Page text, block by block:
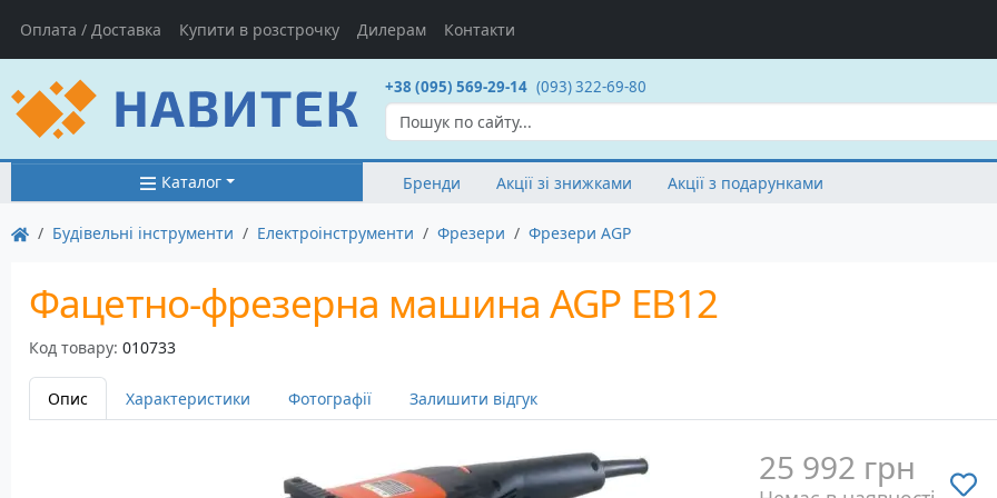
Оплата / Доставка Купити в розстрочку Дилерам Контакти
+38 (095) 569-29-14 (093) 322-69-80
Каталог Бренди Акції зі знижками Акції з подарунками
Будівельні інструменти Електроінструменти Фрезери Фрезери AGP
Фацетно-фрезерна машина AGP EB12
Код товару: 010733
Опис Характеристики Фотографії Залишити відгук
25 992 грн